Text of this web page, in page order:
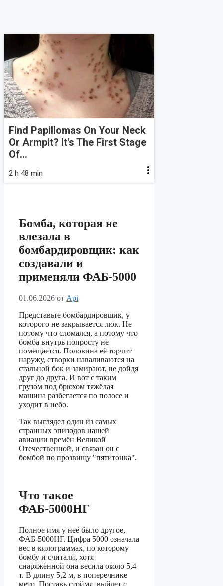
Find Papillomas On Your Neck
Or Armpit? It's The First Stage
Of...
2 h 48 min
Бомба, которая не
влезала в
бомбардировщик: как
создавали и
применяли ФАБ-5000
01.06.2026 от Api
Представьте бомбардировщик, у
которого не закрывается люк. Не
потому что сломался, а потому что
бомба внутрь попросту не
помещается. Половина её торчит
наружу, створки наваливаются на
стальной бок и замирают, не дойдя
друг до друга. И вот с таким
грузом под брюхом тяжёлая
машина разбегается по полосе и
уходит в небо.
Так выглядел один из самых
странных эпизодов нашей
авиации времён Великой
Отечественной, и связан он с
бомбой по прозвищу "пятитонка".
Что такое
ФАБ-5000НГ
Полное имя у неё было другое,
ФАБ-5000НГ. Цифра 5000 означала
вес в килограммах, по которому
бомбу и считали, хотя
снаряжённой она весила около 5,4
т. В длину 5,2 м, в поперечнике
метр. Поставь стоймя, выйдет с